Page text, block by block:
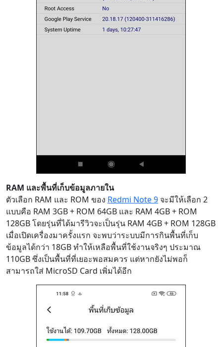
RAM และพื้นที่เก็บข้อมูลภายใน
ตัวเลือก RAM และ ROM ของ Redmi Note 9 จะมีให้เลือก 2
แบบคือ RAM 3GB + ROM 64GB และ RAM 4GB + ROM
128GB โดยรุ่นที่ได้มารีวิวจะเป็นรุ่น RAM 4GB + ROM 128GB
เมื่อเปิดเครื่องมาครั้งแรก จะพบว่าระบบมีการกินพื้นที่เก็บ
ข้อมูลได้กว่า 18GB ทำให้เหลือพื้นที่ใช้งานจริงๆ ประมาณ
110GB ซึ่งเป็นพื้นที่ที่เยอะพอสมควร แต่หากยังไม่พอก็
สามารถใส่ MicroSD Card เพิ่มได้อีก